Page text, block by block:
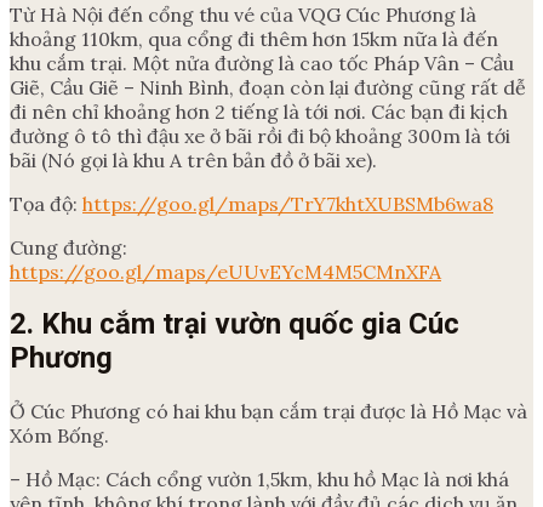
Từ Hà Nội đến cổng thu vé của VQG Cúc Phương là
khoảng 110km, qua cổng đi thêm hơn 15km nữa là đến
khu cắm trại. Một nửa đường là cao tốc Pháp Vân – Cầu
Giẽ, Cầu Giẽ – Ninh Bình, đoạn còn lại đường cũng rất dễ
đi nên chỉ khoảng hơn 2 tiếng là tới nơi. Các bạn đi kịch
đường ô tô thì đậu xe ở bãi rồi đi bộ khoảng 300m là tới
bãi (Nó gọi là khu A trên bản đồ ở bãi xe).
Tọa độ: https://goo.gl/maps/TrY7khtXUBSMb6wa8
Cung đường:
https://goo.gl/maps/eUUvEYcM4M5CMnXFA
2. Khu cắm trại vườn quốc gia Cúc
Phương
Ở Cúc Phương có hai khu bạn cắm trại được là Hồ Mạc và
Xóm Bống.
– Hồ Mạc: Cách cổng vườn 1,5km, khu hồ Mạc là nơi khá